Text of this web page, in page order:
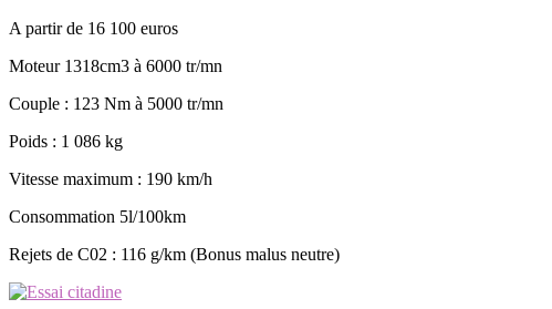
A partir de 16 100 euros
Moteur 1318cm3 à 6000 tr/mn
Couple : 123 Nm à 5000 tr/mn
Poids : 1 086 kg
Vitesse maximum : 190 km/h
Consommation 5l/100km
Rejets de C02 : 116 g/km (Bonus malus neutre)